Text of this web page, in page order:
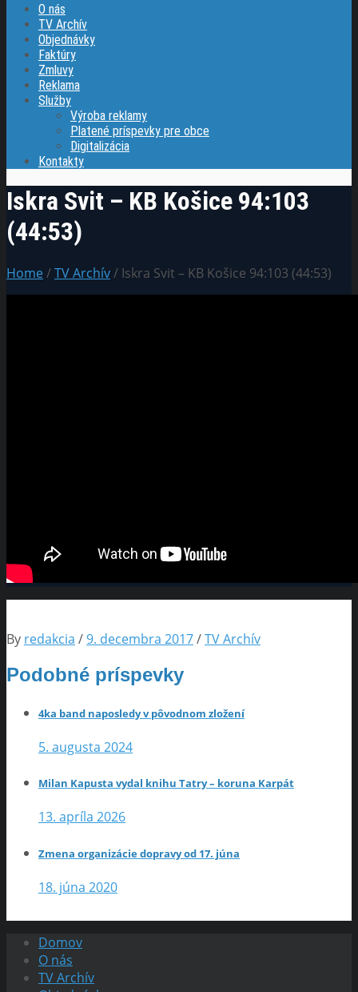
O nás
TV Archív
Objednávky
Faktúry
Zmluvy
Reklama
Služby
Výroba reklamy
Platené príspevky pre obce
Digitalizácia
Kontakty
Iskra Svit – KB Košice 94:103
(44:53)
Home/TV Archív/ Iskra Svit – KB Košice 94:103 (44:53)
By redakcia /9. decembra 2017/TV Archív
Podobné príspevky
4ka band naposledy v pôvodnom zložení
5. augusta 2024
Milan Kapusta vydal knihu Tatry – koruna Karpát
13. apríla 2026
Zmena organizácie dopravy od 17. júna
18. júna 2020
Domov
O nás
TV Archív